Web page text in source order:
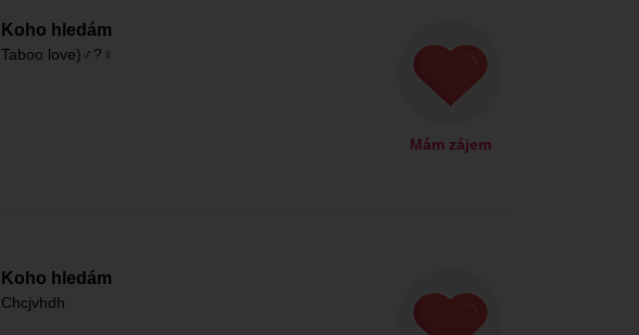
Koho hledám
Taboo love)♂️?♀️
Mám zájem
Koho hledám
Chcjvhdh